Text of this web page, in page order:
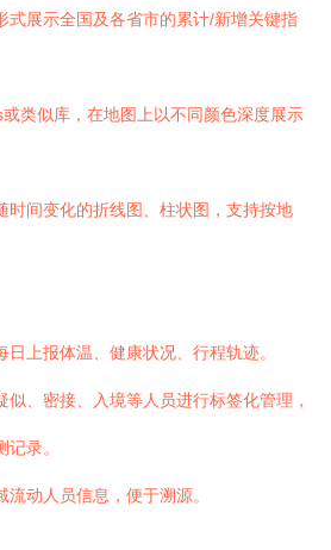
式展示全国及各省市的累计/新增关键指
类似库，在地图上以不同颜色深度展示
时间变化的折线图、柱状图，支持按地
日上报体温、健康状况、行程轨迹。
似、密接、入境等人员进行标签化管理，
录。
流动人员信息，便于溯源。